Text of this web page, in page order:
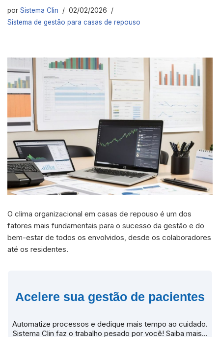
por Sistema Clin
02/02/2026
Sistema de gestão para casas de repouso
O clima organizacional em casas de repouso é um dos
fatores mais fundamentais para o sucesso da gestão e do
bem-estar de todos os envolvidos, desde os colaboradores
até os residentes.
Acelere sua gestão de pacientes
Automatize processos e dedique mais tempo ao cuidado.
Sistema Clin faz o trabalho pesado por você! Saiba mais...